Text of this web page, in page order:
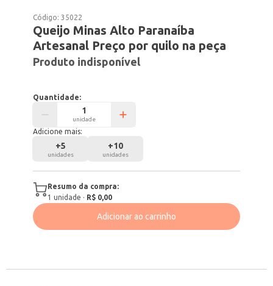
Código:35022
Queijo Minas Alto Paranaíba
Artesanal Preço por quilo na peça
Produto indisponível
Quantidade:
unidade
Adicione mais:
+5
unidades
+10
unidades
Resumo da compra:
1 unidade · R$ 0,00
Adicionar ao carrinho